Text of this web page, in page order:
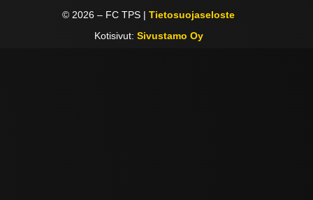
© 2026 – FC TPS |Tietosuojaseloste
Kotisivut: Sivustamo Oy